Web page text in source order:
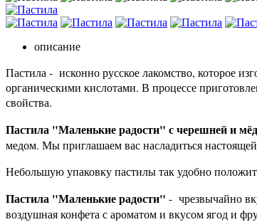
описание
Пастила - исконно русское лакомство, которое
органическими кислотами. В процессе
свойства.
Пастила "Маленькие радости" с черешней и
медом. Мы приглашаем вас насладиться
Небольшую упаковку пастилы так удобно
Пастила "Маленькие радости" - чрезвычайно
воздушная конфета с ароматом и вкусом ягод и